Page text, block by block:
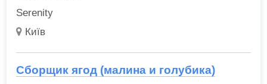
Serenity
Київ
Сборщик ягод (малина и голубика)